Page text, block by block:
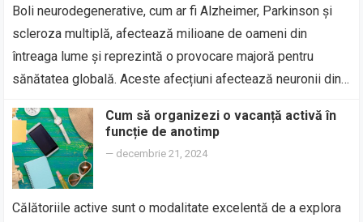
Boli neurodegenerative, cum ar fi Alzheimer, Parkinson și
scleroza multiplă, afectează milioane de oameni din
întreaga lume și reprezintă o provocare majoră pentru
sănătatea globală. Aceste afecțiuni afectează neuronii din…
Cum să organizezi o vacanță activă în
funcție de anotimp
— decembrie 21, 2024
Călătoriile active sunt o modalitate excelentă de a explora